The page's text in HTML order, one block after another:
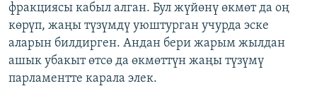
фракциясы кабыл алган. Бул жүйөнү өкмөт да оң
көрүп, жаңы түзүмдү уюштурган учурда эске
аларын билдирген. Андан бери жарым жылдан
ашык убакыт өтсө да өкмөттүн жаңы түзүмү
парламентте карала элек.